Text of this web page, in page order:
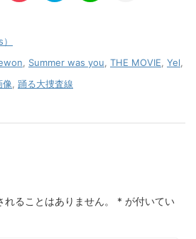
Summer was you THE MOVIE Yel
像 踊る大捜査線
ることはありません。 * が付いてい